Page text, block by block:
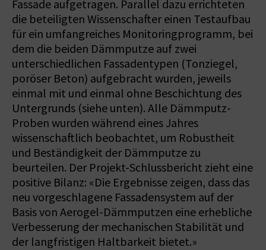
Fassade aufgetragen. Parallel dazu errichteten
die beteiligten Wissenschafter einen Testaufbau
für ein umfangreiches Monitoringprogramm, bei
dem die beiden Dämmputze auf zwei
unterschiedlichen Fassadentypen (Tonziegel,
poröser Beton) aufgebracht wurden, jeweils
einmal mit und einmal ohne Beschichtung des
Untergrunds (siehe unten). Alle Dämmputz-
Proben wurden während eines Jahres
wissenschaftlich beobachtet, um Robustheit
und Beständigkeit der Dämmputze zu
beurteilen. Der Projekt-Schlussbericht zieht eine
positive Bilanz: «Die Ergebnisse zeigen, dass das
neu vorgeschlagene Fassadensystem auf der
Basis von Aerogel-Dämmputzen eine erhebliche
Verbesserung der mechanischen Stabilität und
der langfristigen Haltbarkeit bietet.»